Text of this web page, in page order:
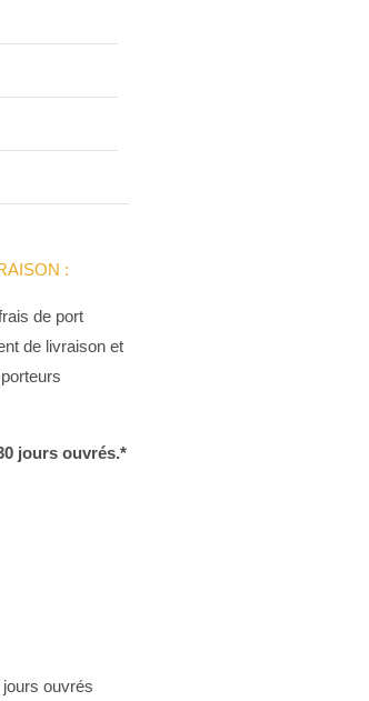
:
de port
de livraison et
jours ouvrés.*
ouvrés